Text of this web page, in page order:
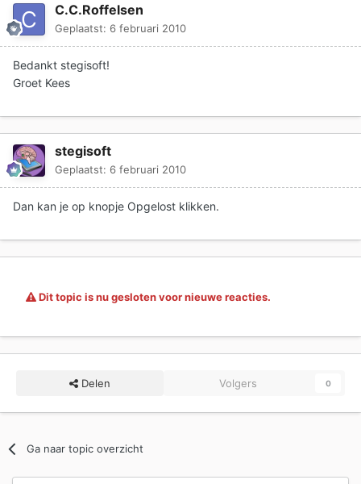
C.C.Roffelsen
Geplaatst: 6 februari 2010
Bedankt stegisoft!
Groet Kees
stegisoft
Geplaatst: 6 februari 2010
Dan kan je op knopje Opgelost klikken.
Dit topic is nu gesloten voor nieuwe reacties.
Delen Volgers 0
Ga naar topic overzicht